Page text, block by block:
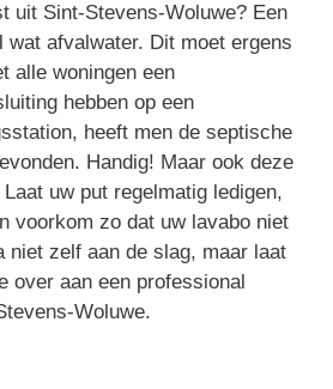
uit Sint-Stevens-Woluwe? Een
wat afvalwater. Dit moet ergens
alle woningen een
hebben op een
heeft men de septische
Handig! Maar ook deze
uw put regelmatig ledigen,
voorkom zo dat uw lavabo niet
niet zelf aan de slag, maar laat
over aan een professional
Woluwe.